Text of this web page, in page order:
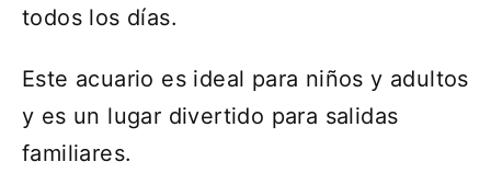
todos los días.
Este acuario es ideal para niños y adultos
y es un lugar divertido para salidas
familiares.